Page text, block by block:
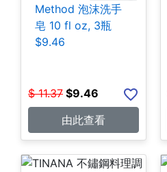
Method 泡沫洗手
皂 10 fl oz, 3瓶
$9.46
$ 11.37 $9.46
由此查看